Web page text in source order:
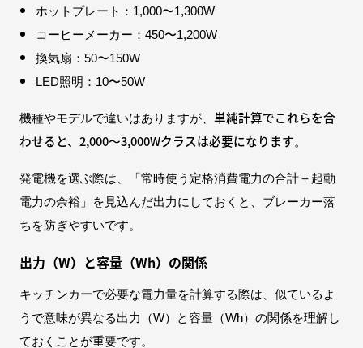
ホットプレート：1,000〜1,300W
コーヒーメーカー：450〜1,200W
換気扇：50〜150W
LED照明：10〜50W
機種やモデルで違いはありますが、 単純計算でこれらを合
わせると、2,000〜3,000Wクラスは必要になります。
発電機を選ぶ際は、「常時使う定格消費電力の合計＋起動
電力の余裕」を見込んだ出力にしておくと、ブレーカー落
ちを防ぎやすいです。
出力（W）と容量（Wh）の関係
キッチンカーで必要な電力量を計算する際は、似ているよ
うで意味が異なる出力（W）と容量（Wh）の関係を理解し
ておくことが重要です。